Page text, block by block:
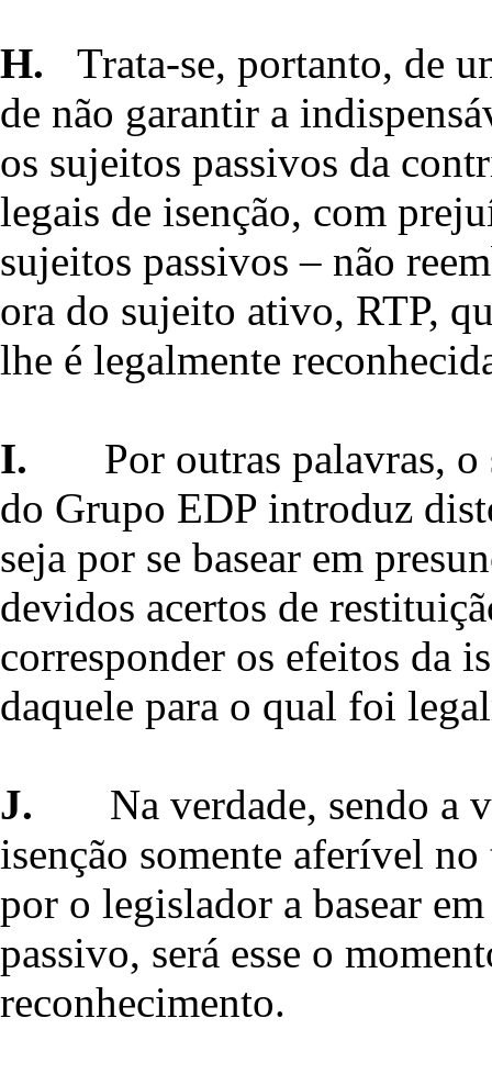
H.
Trata-se, portanto, de
de não garantir a
os sujeitos passivos da
legais de isenção, com
sujeitos passivos – não
ora do sujeito ativo, RTP,
lhe é legalmente
I.
Por outras palavras, o
do Grupo EDP introduz
seja por se basear em
devidos acertos de
corresponder os efeitos da
daquele para o qual foi
J.
Na verdade, sendo a
isenção somente aferível
por o legislador a basear
passivo, será esse o
reconhecimento.